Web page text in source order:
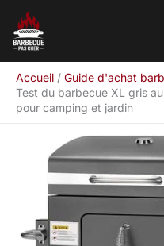
contenu
Accueil
Guide d'achat
Test du barbecue XL gris
pour camping et jardin
Rechercher